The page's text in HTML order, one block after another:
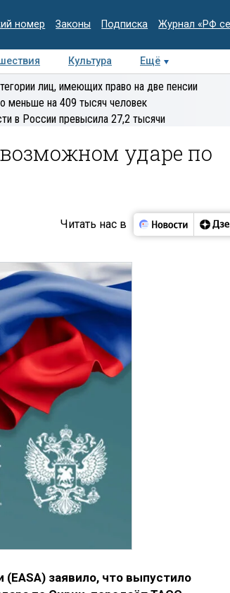
номер Законы Подписка Журнал «РФ
Культура
Ещё
Интервью Колумнисты
лиц, имеющих право на две пенсии
меньше на 409 тысяч человек
в России превысила 27,2 тысячи
ударе по
Читать нас в
(EASA) заявило, что выпустило